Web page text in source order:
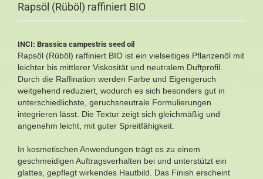
Rapsöl (Rüböl) raffiniert BIO
INCI: Brassica campestris seed oil
Rapsöl (Rüböl) raffiniert BIO ist ein vielseitiges Pflanzenöl mit
leichter bis mittlerer Viskosität und neutralem Duftprofil.
Durch die Raffination werden Farbe und Eigengeruch
weitgehend reduziert, wodurch es sich besonders gut in
unterschiedlichste, geruchsneutrale Formulierungen
integrieren lässt. Die Textur zeigt sich gleichmäßig und
angenehm leicht, mit guter Spreitfähigkeit.
In kosmetischen Anwendungen trägt es zu einem
geschmeidigen Auftragsverhalten bei und unterstützt ein
glattes, gepflegt wirkendes Hautbild. Das Finish erscheint